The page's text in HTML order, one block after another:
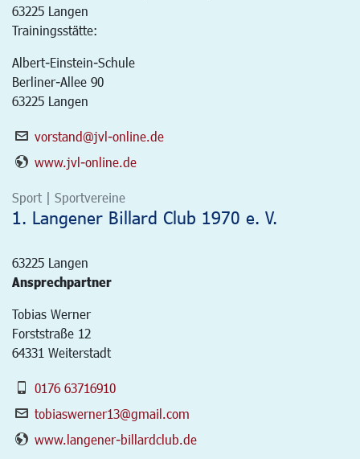
63225 Langen
Trainingsstätte:
Albert-Einstein-Schule
Berliner-Allee 90
63225 Langen
vorstand@jvl-online.de
www.jvl-online.de
Sport | Sportvereine
1. Langener Billard Club 1970 e. V.
63225 Langen
Ansprechpartner
Tobias Werner
Forststraße 12
64331 Weiterstadt
0176 63716910
tobiaswerner13@gmail.com
www.langener-billardclub.de